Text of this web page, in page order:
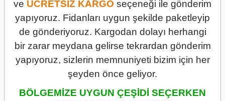
ve ÜCRETSİZ KARGO seçeneği ile gönderim
yapıyoruz. Fidanları uygun şekilde paketleyip
de gönderiyoruz. Kargodan dolayı herhangi
bir zarar meydana gelirse tekrardan gönderim
yapıyoruz, sizlerin memnuniyeti bizim için her
şeyden önce geliyor.
BÖLGEMİZE UYGUN ÇEŞİDİ SEÇERKEN